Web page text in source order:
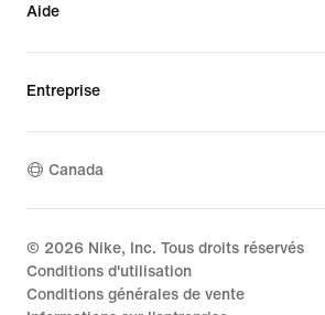
Aide
Entreprise
Canada
© 2026 Nike, Inc. Tous droits réservés
Conditions d'utilisation
Conditions générales de vente